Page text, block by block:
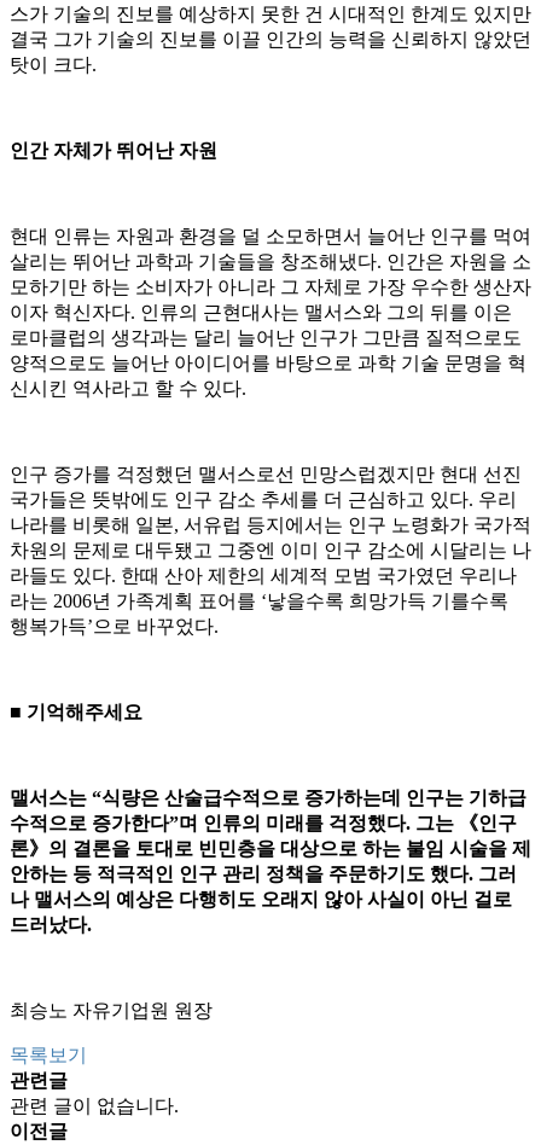
스가 기술의 진보를 예상하지 못한 건 시대적인 한계도 있지만
결국 그가 기술의 진보를 이끌 인간의 능력을 신뢰하지 않았던
탓이 크다.
인간 자체가 뛰어난 자원
현대 인류는 자원과 환경을 덜 소모하면서 늘어난 인구를 먹여
살리는 뛰어난 과학과 기술들을 창조해냈다. 인간은 자원을 소
모하기만 하는 소비자가 아니라 그 자체로 가장 우수한 생산자
이자 혁신자다. 인류의 근현대사는 맬서스와 그의 뒤를 이은
로마클럽의 생각과는 달리 늘어난 인구가 그만큼 질적으로도
양적으로도 늘어난 아이디어를 바탕으로 과학 기술 문명을 혁
신시킨 역사라고 할 수 있다.
인구 증가를 걱정했던 맬서스로선 민망스럽겠지만 현대 선진
국가들은 뜻밖에도 인구 감소 추세를 더 근심하고 있다. 우리
나라를 비롯해 일본, 서유럽 등지에서는 인구 노령화가 국가적
차원의 문제로 대두됐고 그중엔 이미 인구 감소에 시달리는 나
라들도 있다. 한때 산아 제한의 세계적 모범 국가였던 우리나
라는 2006년 가족계획 표어를 ‘낳을수록 희망가득 기를수록
행복가득’으로 바꾸었다.
■ 기억해주세요
맬서스는 “식량은 산술급수적으로 증가하는데 인구는 기하급
수적으로 증가한다”며 인류의 미래를 걱정했다. 그는 《인구
론》의 결론을 토대로 빈민층을 대상으로 하는 불임 시술을 제
안하는 등 적극적인 인구 관리 정책을 주문하기도 했다. 그러
나 맬서스의 예상은 다행히도 오래지 않아 사실이 아닌 걸로
드러났다.
최승노 자유기업원 원장
목록보기
관련글
관련 글이 없습니다.
이전글